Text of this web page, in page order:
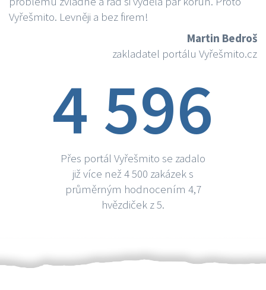
Vyřešmito. Levněji a bez firem!
Martin Bedroš
zakladatel portálu Vyřešmito.cz
4 596
Přes portál Vyřešmito se zadalo
již více než 4 500 zakázek s
průměrným hodnocením 4,7
hvězdiček z 5.